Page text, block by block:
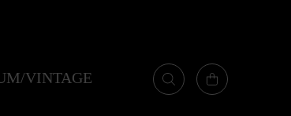
VINTAGE